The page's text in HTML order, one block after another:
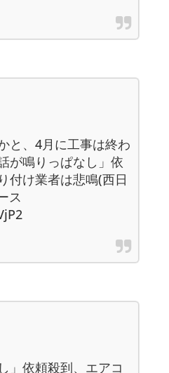
と、4月に工事は終わ
が鳴りっぱなし」依
付け業者は悲鳴(西日
ス
」依頼殺到、エアコ